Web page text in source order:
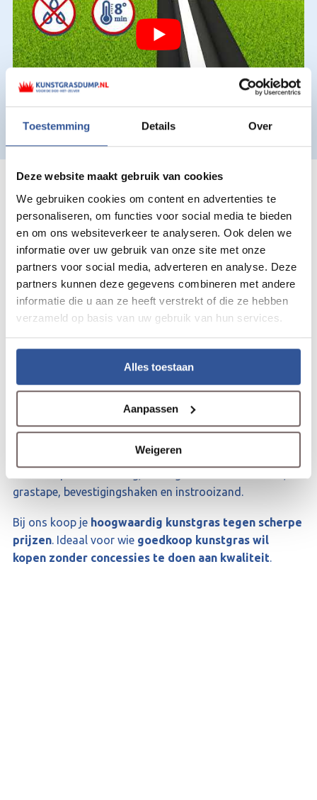
Toestemming Details Over
Deze website maakt gebruik van cookies
We gebruiken cookies om content en advertenties te
personaliseren, om functies voor social media te bieden
en om ons websiteverkeer te analyseren. Ook delen we
informatie over uw gebruik van onze site met onze
partners voor social media, adverteren en analyse. Deze
partners kunnen deze gegevens combineren met andere
informatie die u aan ze heeft verstrekt of die ze hebben
verzameld op basis van uw gebruik van hun services.
Alles toestaan
Aanpassen
Weigeren
Ook voor hovenier,
stratenmaker en
klusbedrijf in omgeving
Den Bosch
Wij zijn kunstgras totaalleverancier voor Den Bosch en
kunstgras direct uit voorraad
garant vooruitstekende service. Dankzij onze
jarenlange ervaring weten wij precies wat onze klanten
vind je bij ons alle benodigdheden
grastape, bevestigingshaken en instrooizand.
Bij ons koop je hoogwaardig kunstgras tegen scherpe
prijzen. Ideaal voor wie goedkoop kunstgras wil
kopen zonder concessies te doen aan kwaliteit.